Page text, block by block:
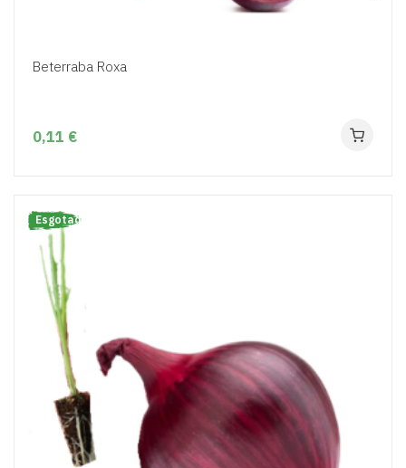
Beterraba Roxa
0,11 €
Esgotado